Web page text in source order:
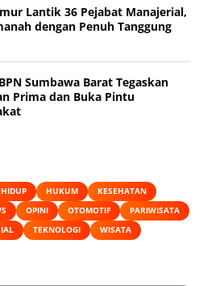
Lantik 36 Pejabat Manajerial,
dengan Penuh Tanggung
Sumbawa Barat Tegaskan
Prima dan Buka Pintu
HUKUM
KESEHATAN
OPINI OTOMOTIF
PARIWISATA
TEKNOLOGI
WISATA